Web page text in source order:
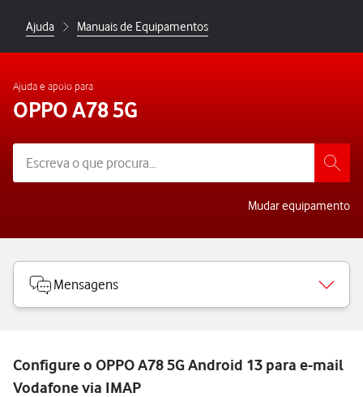
Ajuda Manuais de Equipamentos
Ajuda e apoio para
OPPO A78 5G
Mudar equipamento
Mensagens
Configure o OPPO A78 5G Android 13 para e-mail
Vodafone via IMAP